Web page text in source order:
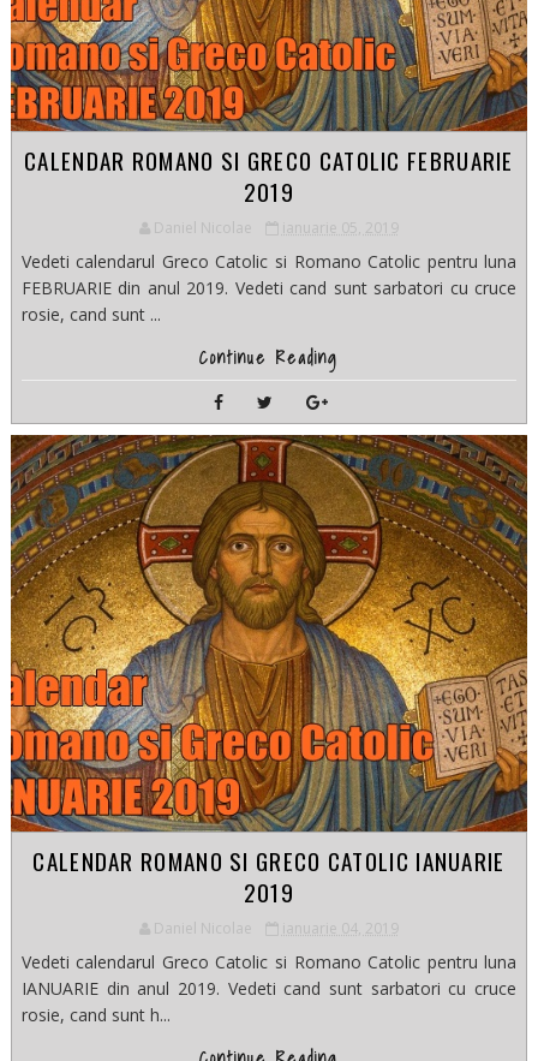
CALENDAR ROMANO SI GRECO CATOLIC FEBRUARIE
2019
Daniel Nicolae ianuarie 05, 2019
Vedeti calendarul Greco Catolic si Romano Catolic pentru luna
FEBRUARIE din anul 2019. Vedeti cand sunt sarbatori cu cruce
rosie, cand sunt ...
Continue Reading
CALENDAR ROMANO SI GRECO CATOLIC IANUARIE
2019
Daniel Nicolae ianuarie 04, 2019
Vedeti calendarul Greco Catolic si Romano Catolic pentru luna
IANUARIE din anul 2019. Vedeti cand sunt sarbatori cu cruce
rosie, cand sunt h...